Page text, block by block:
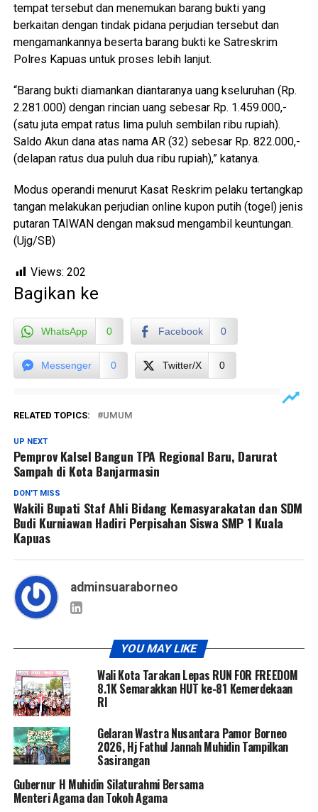
tempat tersebut dan menemukan barang bukti yang
berkaitan dengan tindak pidana perjudian tersebut dan
mengamankannya beserta barang bukti ke Satreskrim
Polres Kapuas untuk proses lebih lanjut.
“Barang bukti diamankan diantaranya uang kseluruhan (Rp.
2.281.000) dengan rincian uang sebesar Rp. 1.459.000,-
(satu juta empat ratus lima puluh sembilan ribu rupiah).
Saldo Akun dana atas nama AR (32) sebesar Rp. 822.000,-
(delapan ratus dua puluh dua ribu rupiah),” katanya.
Modus operandi menurut Kasat Reskrim pelaku tertangkap
tangan melakukan perjudian online kupon putih (togel) jenis
putaran TAIWAN dengan maksud mengambil keuntungan.
(Ujg/SB)
Views: 202
Bagikan ke
WhatsApp 0 Facebook 0
Messenger 0 Twitter/X 0
RELATED TOPICS: UMUM
UP NEXT
Pemprov Kalsel Bangun TPA Regional Baru, Darurat
Sampah di Kota Banjarmasin
DON'T MISS
Wakili Bupati Staf Ahli Bidang Kemasyarakatan dan SDM
Budi Kurniawan Hadiri Perpisahan Siswa SMP 1 Kuala
Kapuas
adminsuaraborneo
YOU MAY LIKE
Wali Kota Tarakan Lepas RUN FOR FREEDOM
8.1K Semarakkan HUT ke-81 Kemerdekaan
RI
Gelaran Wastra Nusantara Pamor Borneo
2026, Hj Fathul Jannah Muhidin Tampilkan
Sasirangan
Gubernur H Muhidin Silaturahmi Bersama
Menteri Agama dan Tokoh Agama